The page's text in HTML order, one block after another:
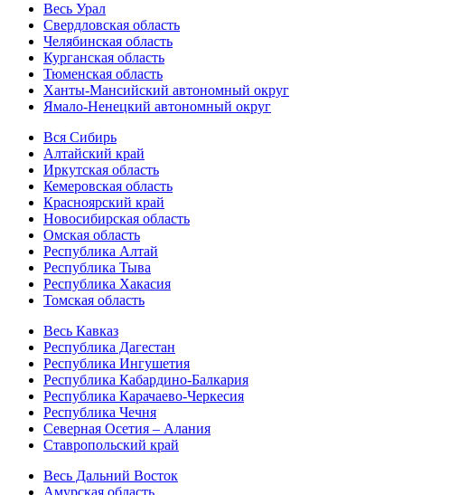
Весь Урал
Свердловская область
Челябинская область
Курганская область
Тюменская область
Ханты-Мансийский автономный округ
Ямало-Ненецкий автономный округ
Вся Сибирь
Алтайский край
Иркутская область
Кемеровская область
Красноярский край
Новосибирская область
Омская область
Республика Алтай
Республика Тыва
Республика Хакасия
Томская область
Весь Кавказ
Республика Дагестан
Республика Ингушетия
Республика Кабардино-Балкария
Республика Карачаево-Черкесия
Республика Чечня
Северная Осетия – Алания
Ставропольский край
Весь Дальний Восток
Амурская область